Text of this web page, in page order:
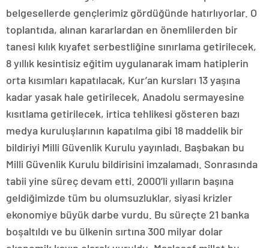
belgesellerde gençlerimiz gördüğünde hatırlıyorlar. O
toplantıda, alınan kararlardan en önemlilerden bir
tanesi kılık kıyafet serbestliğine sınırlama getirilecek,
8 yıllık kesintisiz eğitim uygulanarak imam hatiplerin
orta kısımları kapatılacak, Kur’an kursları 13 yaşına
kadar yasak hale getirilecek, Anadolu sermayesine
kısıtlama getirilecek, irtica tehlikesi gösteren bazı
medya kuruluşlarının kapatılma gibi 18 maddelik bir
bildiriyi Milli Güvenlik Kurulu yayınladı. Başbakan bu
Milli Güvenlik Kurulu bildirisini imzalamadı. Sonrasında
tabii yine süreç devam etti. 2000’li yılların başına
geldiğimizde tüm bu olumsuzluklar, siyasi krizler
ekonomiye büyük darbe vurdu. Bu süreçte 21 banka
boşaltıldı ve bu ülkenin sırtına 300 milyar dolar